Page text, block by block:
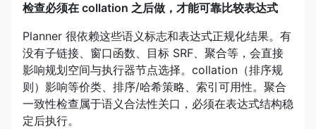
检查必须在 collation 之后做，才能可靠比较表达式
Planner 很依赖这些语义标志和表达式正规化结果。有
没有子链接、窗口函数、目标 SRF、聚合等，会直接
影响规划空间与执行器节点选择。collation（排序规
则）影响等价类、排序/哈希策略、索引可用性。聚合
一致性检查属于语义合法性关口，必须在表达式结构稳
定后执行。